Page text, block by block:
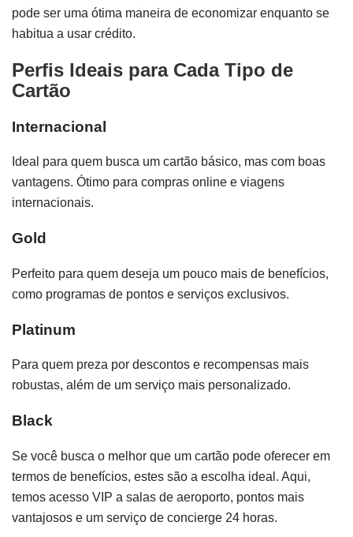
pode ser uma ótima maneira de economizar enquanto se
habitua a usar crédito.
Perfis Ideais para Cada Tipo de
Cartão
Internacional
Ideal para quem busca um cartão básico, mas com boas
vantagens. Ótimo para compras online e viagens
internacionais.
Gold
Perfeito para quem deseja um pouco mais de benefícios,
como programas de pontos e serviços exclusivos.
Platinum
Para quem preza por descontos e recompensas mais
robustas, além de um serviço mais personalizado.
Black
Se você busca o melhor que um cartão pode oferecer em
termos de benefícios, estes são a escolha ideal. Aqui,
temos acesso VIP a salas de aeroporto, pontos mais
vantajosos e um serviço de concierge 24 horas.